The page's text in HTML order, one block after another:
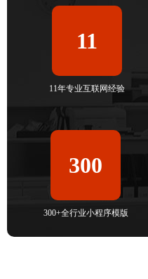
11
11年专业互联网经验
300
300+全行业小程序模版